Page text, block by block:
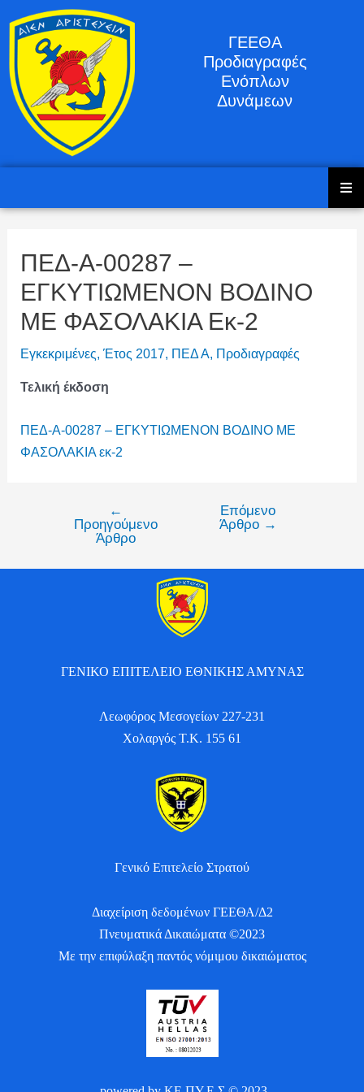
ΓΕΕΘΑ
Προδιαγραφές
Ενόπλων
Δυνάμεων
ΠΕΔ-Α-00287 –
ΕΓΚΥΤΙΩΜΕΝΟΝ ΒΟΔΙΝΟ
ΜΕ ΦΑΣΟΛΑΚΙΑ Εκ-2
Εγκεκριμένες, Έτος 2017, ΠΕΔ Α, Προδιαγραφές
Τελική έκδοση
ΠΕΔ-Α-00287 – ΕΓΚΥΤΙΩΜΕΝΟΝ ΒΟΔΙΝΟ ΜΕ
ΦΑΣΟΛΑΚΙΑ εκ-2
←
Προηγούμενο
Άρθρο
Επόμενο
Άρθρο →
ΓΕΝΙΚΟ ΕΠΙΤΕΛΕΙΟ ΕΘΝΙΚΗΣ ΑΜΥΝΑΣ
Λεωφόρος Μεσογείων 227-231
Χολαργός Τ.Κ. 155 61
Γενικό Επιτελείο Στρατού
Διαχείριση δεδομένων ΓΕΕΘΑ/Δ2
Πνευματικά Δικαιώματα ©2023
Με την επιφύλαξη παντός νόμιμου δικαιώματος